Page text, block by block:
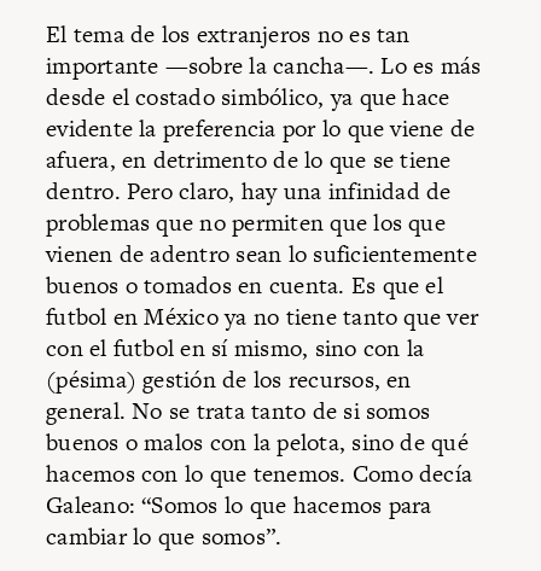
El tema de los extranjeros no es tan
importante —sobre la cancha—. Lo es más
desde el costado simbólico, ya que hace
evidente la preferencia por lo que viene de
afuera, en detrimento de lo que se tiene
dentro. Pero claro, hay una infinidad de
problemas que no permiten que los que
vienen de adentro sean lo suficientemente
buenos o tomados en cuenta. Es que el
futbol en México ya no tiene tanto que ver
con el futbol en sí mismo, sino con la
(pésima) gestión de los recursos, en
general. No se trata tanto de si somos
buenos o malos con la pelota, sino de qué
hacemos con lo que tenemos. Como decía
Galeano: “Somos lo que hacemos para
cambiar lo que somos”.